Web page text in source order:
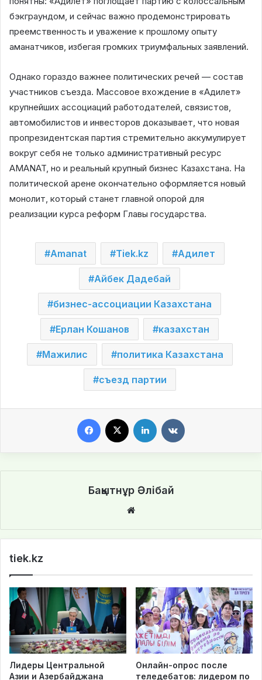
бэкграундом, и сейчас важно продемонстрировать
преемственность и уважение к прошлому опыту
аманатчиков, избегая громких триумфальных заявлений.
Однако гораздо важнее политических речей — состав
участников съезда. Массовое вхождение в «Адилет»
крупнейших ассоциаций работодателей, связистов,
автомобилистов и инвесторов доказывает, что новая
пропрезидентская партия стремительно аккумулирует
вокруг себя не только административный ресурс
AMANAT, но и реальный крупный бизнес Казахстана. На
политической арене окончательно оформляется новый
монолит, который станет главной опорой для
реализации курса реформ Главы государства.
Amanat Tiek.kz Адилет
Айбек Дадебай
бизнес-ассоциации Казахстана
Ерлан Кошанов казахстан
Мажилис политика Казахстана
съезд партии
Бақытнұр Әлібай
te
tiek.kz
Лидеры Центральной
Азии и Азербайджана
Онлайн-опрос после
теледебатов: лидером по